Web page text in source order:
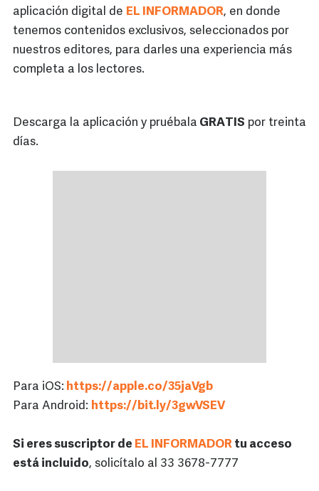
aplicación digital de EL INFORMADOR, en donde
tenemos contenidos exclusivos, seleccionados por
nuestros editores, para darles una experiencia más
completa a los lectores.
Descarga la aplicación y pruébala GRATIS por treinta
días.
Para iOS: https://apple.co/35jaVgb
Para Android: https://bit.ly/3gwVSEV
Si eres suscriptor de EL INFORMADOR tu acceso
está incluido, solicítalo al 33 3678-7777